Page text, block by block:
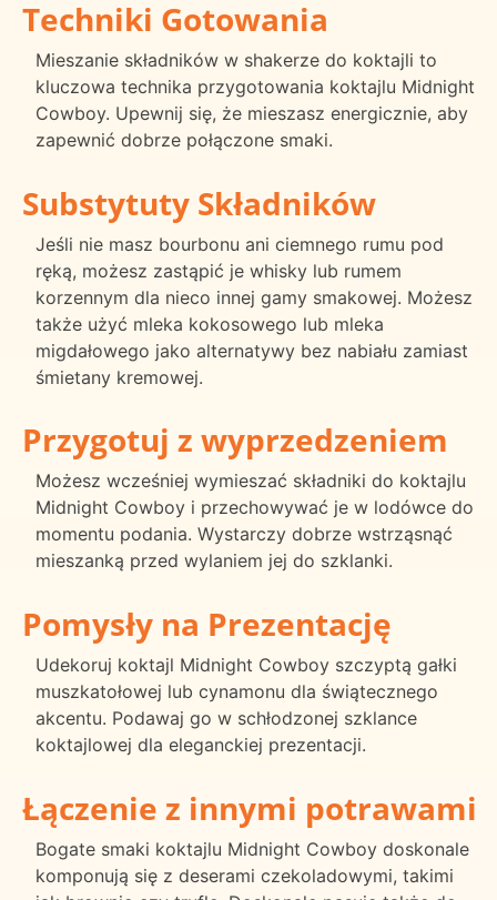
Techniki Gotowania
Mieszanie składników w shakerze do koktajli to
kluczowa technika przygotowania koktajlu Midnight
Cowboy. Upewnij się, że mieszasz energicznie, aby
zapewnić dobrze połączone smaki.
Substytuty Składników
Jeśli nie masz bourbonu ani ciemnego rumu pod
ręką, możesz zastąpić je whisky lub rumem
korzennym dla nieco innej gamy smakowej. Możesz
także użyć mleka kokosowego lub mleka
migdałowego jako alternatywy bez nabiału zamiast
śmietany kremowej.
Przygotuj z wyprzedzeniem
Możesz wcześniej wymieszać składniki do koktajlu
Midnight Cowboy i przechowywać je w lodówce do
momentu podania. Wystarczy dobrze wstrząsnąć
mieszanką przed wylaniem jej do szklanki.
Pomysły na Prezentację
Udekoruj koktajl Midnight Cowboy szczyptą gałki
muszkatołowej lub cynamonu dla świątecznego
akcentu. Podawaj go w schłodzonej szklance
koktajlowej dla eleganckiej prezentacji.
Łączenie z innymi potrawami
Bogate smaki koktajlu Midnight Cowboy doskonale
komponują się z deserami czekoladowymi, takimi